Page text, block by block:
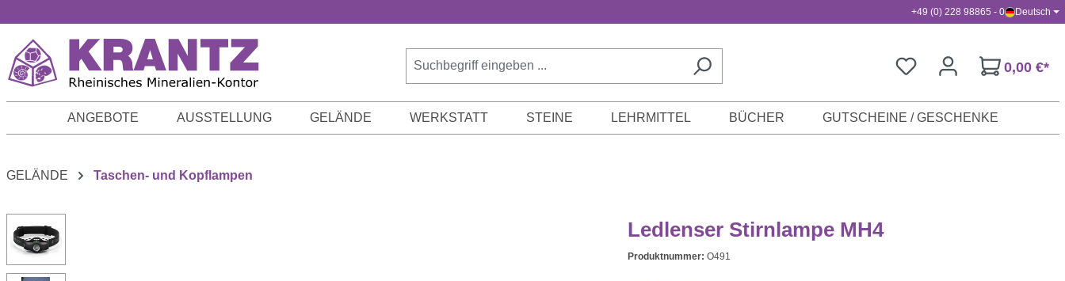
+49 (0) 228 98865 - 0 Deutsch
0,00 €*
ANGEBOTE AUSSTELLUNG GELÄNDE WERKSTATT STEINE LEHRMITTEL BÜCHER GUTSCHEINE / GESCHENKE
GELÄNDE Taschen- und Kopflampen
Ledlenser Stirnlampe MH4
Produktnummer: O491